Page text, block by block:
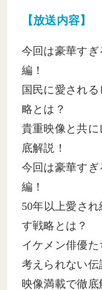
【放送内容】